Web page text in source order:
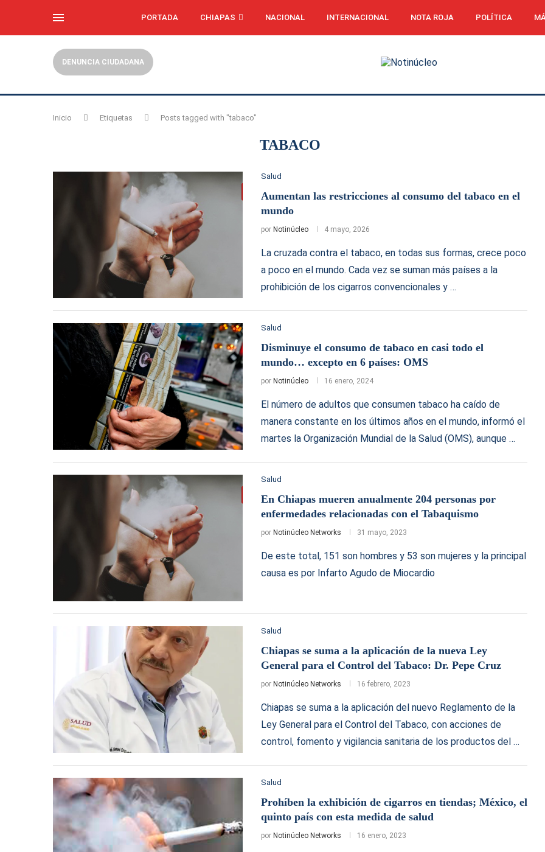
PORTADA CHIAPAS NACIONAL INTERNACIONAL NOTA ROJA POLÍTICA
DENUNCIA CIUDADANA
Inicio Etiquetas Posts tagged with "tabaco"
TABACO
Salud
Aumentan las restricciones al consumo del tabaco en el
mundo
por Notinúcleo 4 mayo, 2026
La cruzada contra el tabaco, en todas sus formas, crece poco
a poco en el mundo. Cada vez se suman más países a la
prohibición de los cigarros convencionales y …
Salud
Disminuye el consumo de tabaco en casi todo el
mundo… excepto en 6 países: OMS
por Notinúcleo 16 enero, 2024
El número de adultos que consumen tabaco ha caído de
manera constante en los últimos años en el mundo, informó el
martes la Organización Mundial de la Salud (OMS), aunque …
Salud
En Chiapas mueren anualmente 204 personas por
enfermedades relacionadas con el Tabaquismo
por Notinúcleo Networks 31 mayo, 2023
De este total, 151 son hombres y 53 son mujeres y la principal
causa es por Infarto Agudo de Miocardio
Salud
Chiapas se suma a la aplicación de la nueva Ley
General para el Control del Tabaco: Dr. Pepe Cruz
por Notinúcleo Networks 16 febrero, 2023
Chiapas se suma a la aplicación del nuevo Reglamento de la
Ley General para el Control del Tabaco, con acciones de
control, fomento y vigilancia sanitaria de los productos del …
Salud
Prohíben la exhibición de cigarros en tiendas; México, el
quinto país con esta medida de salud
por Notinúcleo Networks 16 enero, 2023